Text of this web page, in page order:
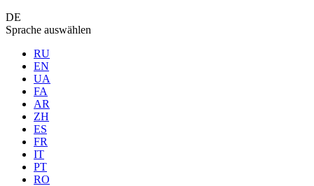
DE
Sprache auswählen
RU
EN
UA
FA
AR
ZH
ES
FR
IT
PT
RO